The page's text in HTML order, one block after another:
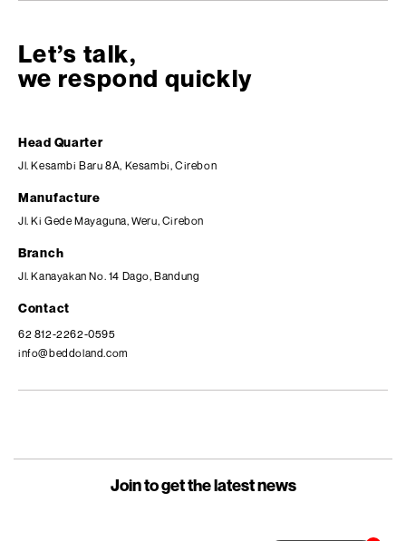
Let’s talk,
we respond quickly
Head Quarter
Jl. Kesambi Baru 8A, Kesambi, Cirebon
Manufacture
Jl. Ki Gede Mayaguna, Weru, Cirebon
Branch
Jl. Kanayakan No. 14 Dago, Bandung
Contact
62 812-2262-0595
info@beddoland.com
Join to get the latest news